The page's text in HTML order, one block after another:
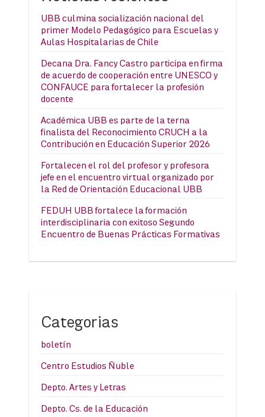
UBB culmina socialización nacional del
primer Modelo Pedagógico para Escuelas y
Aulas Hospitalarias de Chile
Decana Dra. Fancy Castro participa en firma
de acuerdo de cooperación entre UNESCO y
CONFAUCE para fortalecer la profesión
docente
Académica UBB es parte de la terna
finalista del Reconocimiento CRUCH a la
Contribución en Educación Superior 2026
Fortalecen el rol del profesor y profesora
jefe en el encuentro virtual organizado por
la Red de Orientación Educacional UBB
FEDUH UBB fortalece la formación
interdisciplinaria con exitoso Segundo
Encuentro de Buenas Prácticas Formativas
Categorias
boletín
Centro Estudios Ñuble
Depto. Artes y Letras
Depto. Cs. de la Educación